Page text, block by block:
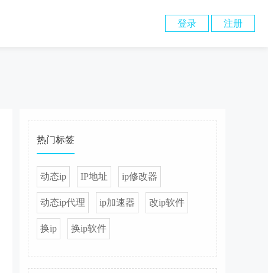
登录 注册
热门标签
动态ip IP地址 ip修改器
动态ip代理 ip加速器 改ip软件
换ip 换ip软件